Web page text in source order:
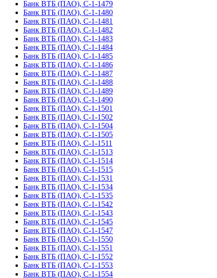
Банк ВТБ (ПАО), С-1-1479
Банк ВТБ (ПАО), С-1-1480
Банк ВТБ (ПАО), С-1-1481
Банк ВТБ (ПАО), С-1-1482
Банк ВТБ (ПАО), С-1-1483
Банк ВТБ (ПАО), С-1-1484
Банк ВТБ (ПАО), С-1-1485
Банк ВТБ (ПАО), С-1-1486
Банк ВТБ (ПАО), С-1-1487
Банк ВТБ (ПАО), С-1-1488
Банк ВТБ (ПАО), С-1-1489
Банк ВТБ (ПАО), С-1-1490
Банк ВТБ (ПАО), С-1-1501
Банк ВТБ (ПАО), С-1-1502
Банк ВТБ (ПАО), С-1-1504
Банк ВТБ (ПАО), С-1-1505
Банк ВТБ (ПАО), С-1-1511
Банк ВТБ (ПАО), С-1-1513
Банк ВТБ (ПАО), С-1-1514
Банк ВТБ (ПАО), С-1-1515
Банк ВТБ (ПАО), С-1-1531
Банк ВТБ (ПАО), С-1-1534
Банк ВТБ (ПАО), С-1-1535
Банк ВТБ (ПАО), С-1-1542
Банк ВТБ (ПАО), С-1-1543
Банк ВТБ (ПАО), С-1-1545
Банк ВТБ (ПАО), С-1-1547
Банк ВТБ (ПАО), С-1-1550
Банк ВТБ (ПАО), С-1-1551
Банк ВТБ (ПАО), С-1-1552
Банк ВТБ (ПАО), С-1-1553
Банк ВТБ (ПАО), С-1-1554